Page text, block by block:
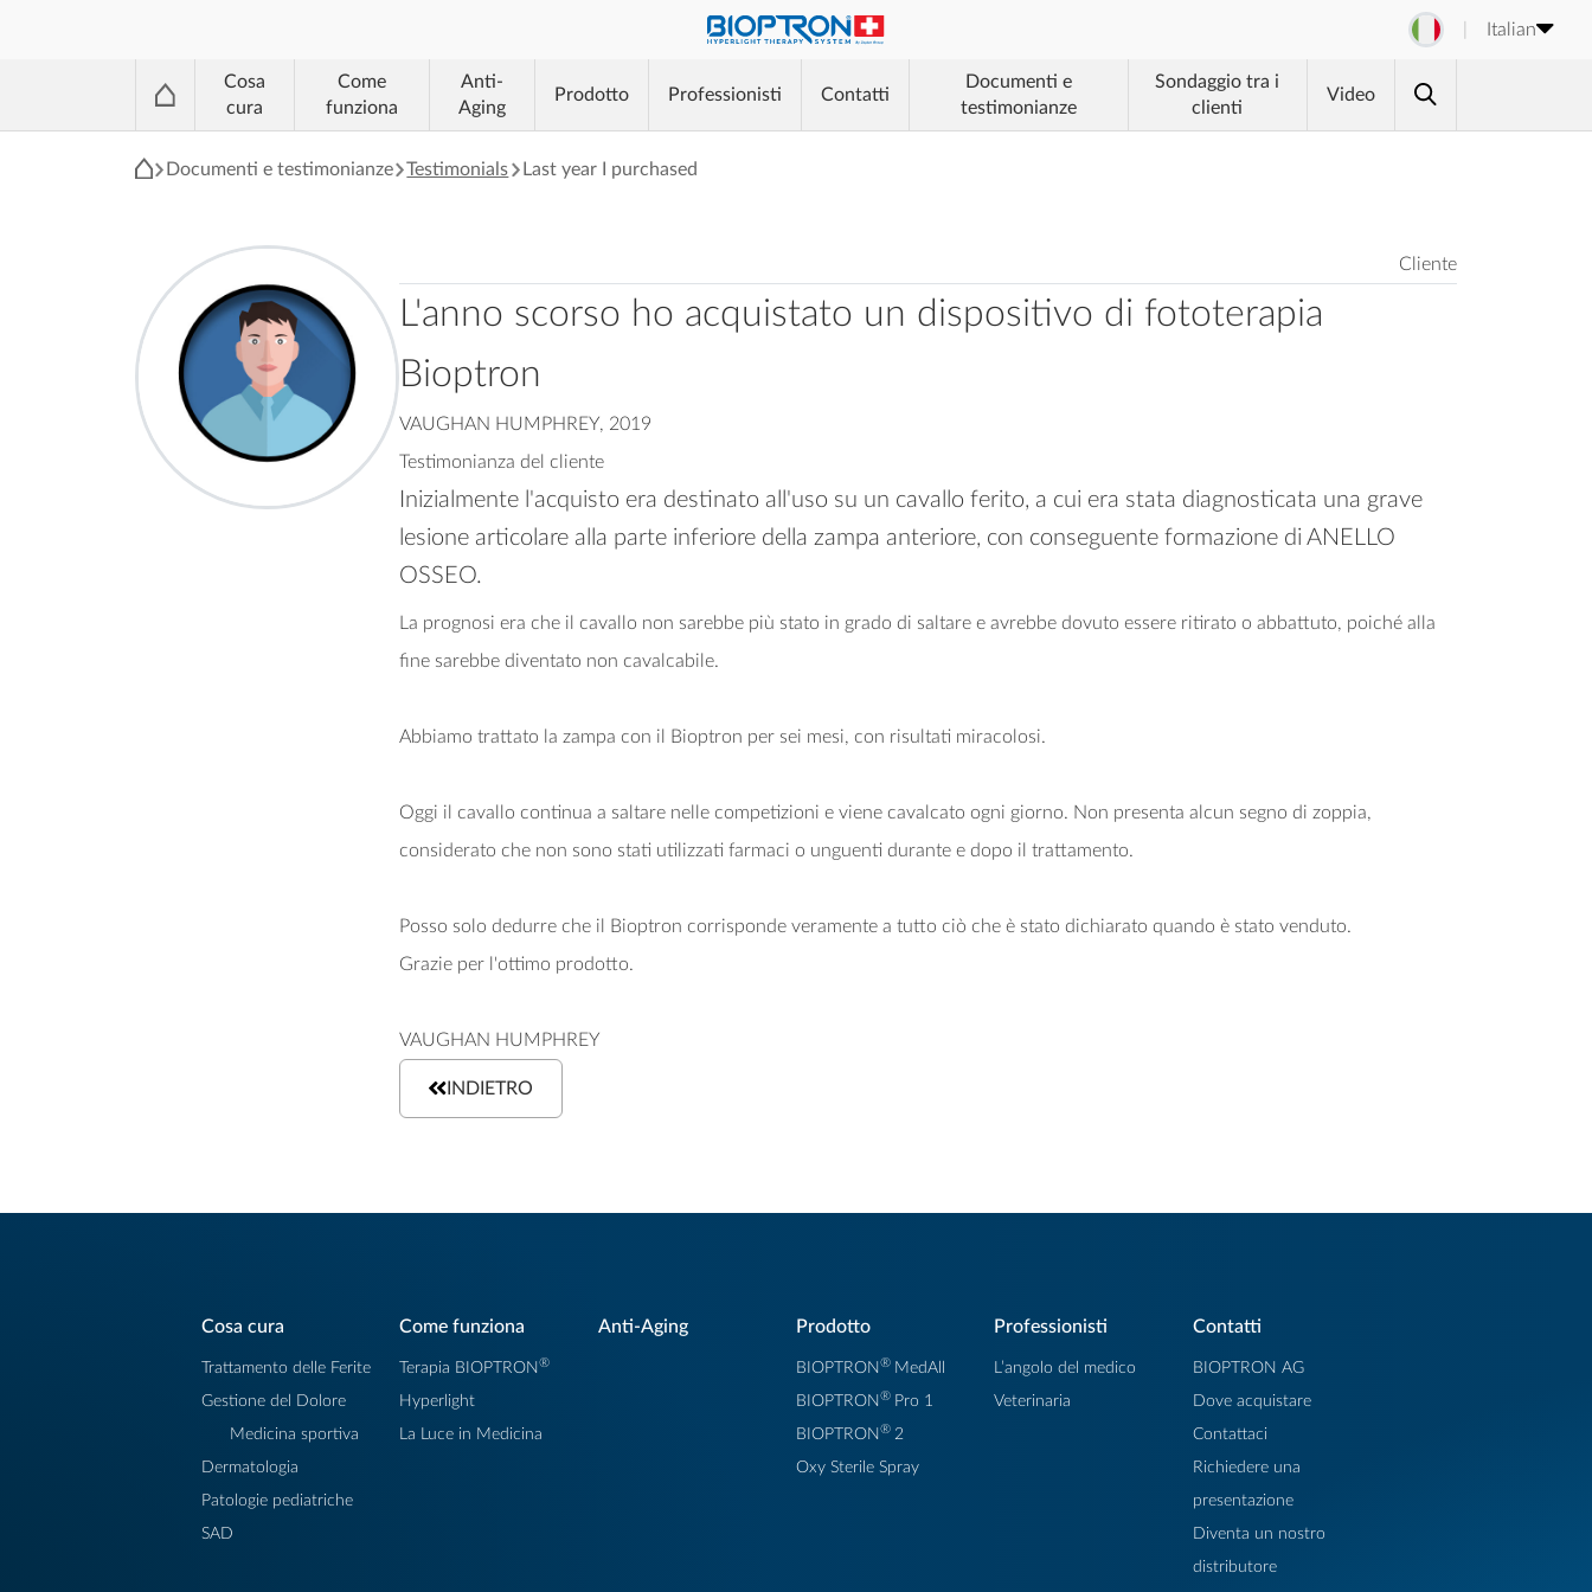
Italian
Cosa
cura
Come
funziona
®
Anti-
Aging
Prodotto
®
Professionisti Contatti
Documenti e
testimonianze
Sondaggio tra i
clienti
Video
Documenti e testimonianze Testimonials Last year I purchased
Cliente
L'anno scorso ho acquistato un dispositivo di fototerapia
Bioptron
VAUGHAN HUMPHREY, 2019
Testimonianza del cliente
Inizialmente l'acquisto era destinato all'uso su un cavallo ferito, a cui era stata diagnosticata una grave
lesione articolare alla parte inferiore della zampa anteriore, con conseguente formazione di ANELLO
OSSEO.
La prognosi era che il cavallo non sarebbe più stato in grado di saltare e avrebbe dovuto essere ritirato o abbattuto, poiché alla
fine sarebbe diventato non cavalcabile.
Abbiamo trattato la zampa con il Bioptron per sei mesi, con risultati miracolosi.
Oggi il cavallo continua a saltare nelle competizioni e viene cavalcato ogni giorno. Non presenta alcun segno di zoppia,
considerato che non sono stati utilizzati farmaci o unguenti durante e dopo il trattamento.
Posso solo dedurre che il Bioptron corrisponde veramente a tutto ciò che è stato dichiarato quando è stato venduto.
Grazie per l'ottimo prodotto.
VAUGHAN HUMPHREY
INDIETRO
Cosa cura
Trattamento delle Ferite
Gestione del Dolore
Medicina sportiva
Dermatologia
Patologie pediatriche
SAD
Come funziona
Terapia BIOPTRON®
Hyperlight
La Luce in Medicina
Anti-Aging Prodotto
BIOPTRON® MedAll
BIOPTRON® Pro 1
BIOPTRON® 2
Oxy Sterile Spray
Professionisti
L’angolo del medico
Veterinaria
Contatti
BIOPTRON AG
Dove acquistare
Contattaci
Richiedere una
presentazione
Diventa un nostro
distributore